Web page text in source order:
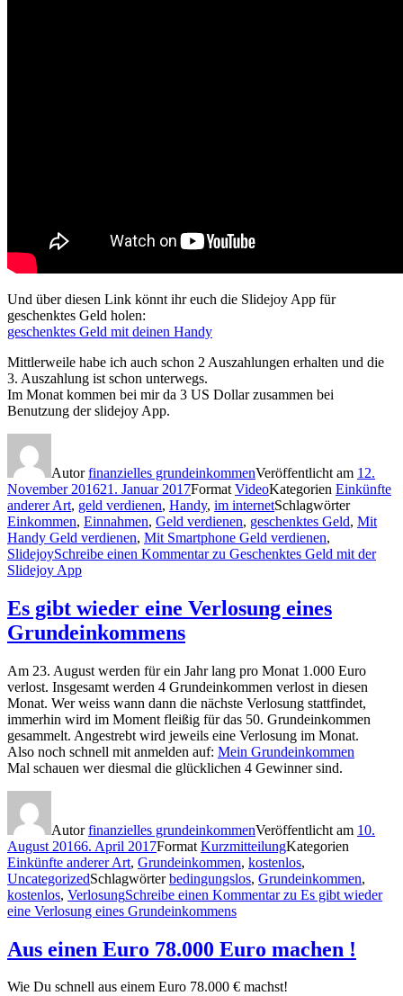
Und über diesen Link könnt ihr euch die Slidejoy App für
geschenktes Geld holen:
geschenktes Geld mit deinen Handy
Mittlerweile habe ich auch schon 2 Auszahlungen erhalten und die
3. Auszahlung ist schon unterwegs.
Im Monat kommen bei mir da 3 US Dollar zusammen bei
Benutzung der slidejoy App.
Autorfinanzielles grundeinkommenVeröffentlicht am 12.
November 201621. Januar 2017Format VideoKategorien Einkünfte
anderer Art, geld verdienen, Handy, im internetSchlagwörter
Einkommen, Einnahmen, Geld verdienen, geschenktes Geld, Mit
Handy Geld verdienen, Mit Smartphone Geld verdienen,
SlidejoySchreibe einen Kommentarzu Geschenktes Geld mit der
Slidejoy App
Es gibt wieder eine Verlosung eines
Grundeinkommens
Am 23. August werden für ein Jahr lang pro Monat 1.000 Euro
verlost. Insgesamt werden 4 Grundeinkommen verlost in diesen
Monat. Wer weiss wann dann die nächste Verlosung stattfindet,
immerhin wird im Moment fleißig für das 50. Grundeinkommen
gesammelt. Angestrebt wird jeweils eine Verlosung im Monat.
Also noch schnell mit anmelden auf: Mein Grundeinkommen
Mal schauen wer diesmal die glücklichen 4 Gewinner sind.
Autorfinanzielles grundeinkommenVeröffentlicht am 10.
August 20166. April 2017Format KurzmitteilungKategorien
Einkünfte anderer Art, Grundeinkommen, kostenlos,
UncategorizedSchlagwörterbedingungslos, Grundeinkommen,
kostenlos, VerlosungSchreibe einen Kommentarzu Es gibt wieder
eine Verlosung eines Grundeinkommens
Aus einen Euro 78.000 Euro machen !
Wie Du schnell aus einem Euro 78.000 € machst!